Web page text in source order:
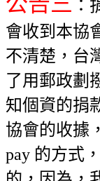
：
會收到本協
不清楚，台
了用郵政劃
知個資的捐
協會的收據
pay 的方式